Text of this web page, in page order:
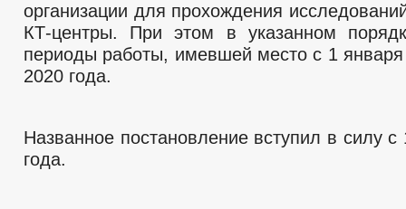
организации для прохождения
КТ-центры. При этом в указанном
периоды работы, имевшей место с 1 января
2020 года.
Названное постановление вступил в силу с
года.